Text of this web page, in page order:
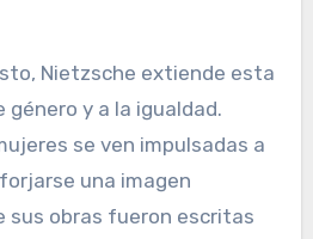
Nietzsche extiende esta
género y a la igualdad.
se ven impulsadas a
una imagen
sus obras fueron escritas